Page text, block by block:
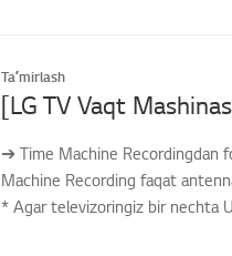
Taʼmirlash
➔ Time Machine Recordingdan
Machine Recording faqat
* Agar televizoringiz bir nechta